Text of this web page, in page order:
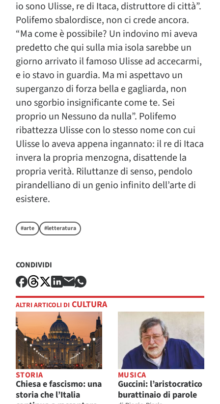
io sono Ulisse, re di Itaca, distruttore di città”.
Polifemo sbalordisce, non ci crede ancora.
“Ma come è possibile? Un indovino mi aveva
predetto che qui sulla mia isola sarebbe un
giorno arrivato il famoso Ulisse ad accecarmi,
e io stavo in guardia. Ma mi aspettavo un
superganzo di forza bella e gagliarda, non
uno sgorbio insignificante come te. Sei
proprio un Nessuno da nulla”. Polifemo
ribattezza Ulisse con lo stesso nome con cui
Ulisse lo aveva appena ingannato: il re di Itaca
invera la propria menzogna, disattende la
propria verità. Riluttanze di senso, pendolo
pirandelliano di un genio infinito dell’arte di
esistere.
#arte #letteratura
CONDIVIDI
ALTRI ARTICOLI DI CULTURA
STORIA
Chiesa e fascismo: una
storia che l’Italia
MUSICA
Guccini: l’aristocratico
burattinaio di parole